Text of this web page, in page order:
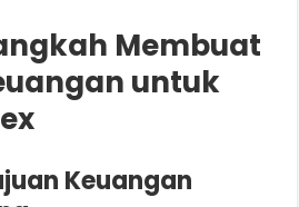
Membuat
untuk
Keuangan